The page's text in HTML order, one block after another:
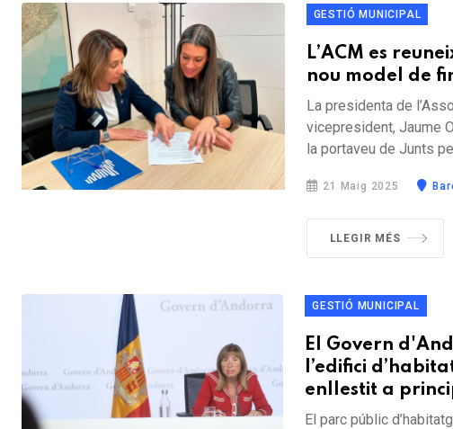
GESTIÓ MUNICIPAL
L’ACM es
nou model de
La presidenta de
vicepresident, Jaume
la portaveu de Junts
21 Maig 2025
LLEGIR MÉS
GESTIÓ MUNICIPAL
El Govern
l’edifici
enllestit a
El parc públic